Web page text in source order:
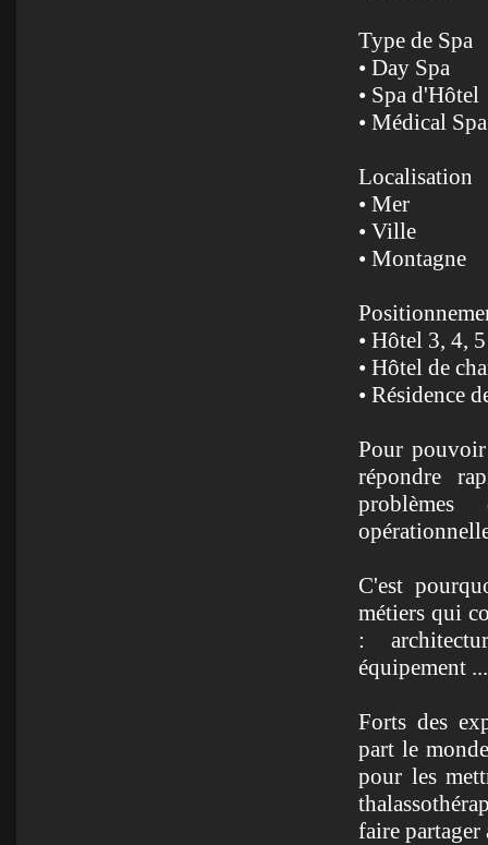
Type de Spa
• Day Spa
• Spa d'Hôtel
• Médical Spa
Localisation
• Mer
• Ville
• Montagne
• Hôtel 3, 4,
• Hôtel de
• Résidence
Pour
répondre
C'est
métiers qui
:
équipement ...
Forts des
part le
pour les
faire partager